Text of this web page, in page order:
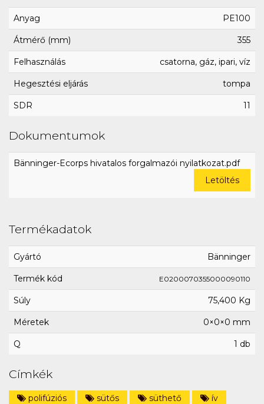
Anyag PE100
Átmérő (mm) 355
Felhasználás csatorna, gáz, ipari, víz
Hegesztési eljárás tompa
SDR 11
Dokumentumok
Bänninger-Ecorps hivatalos forgalmazói nyilatkozat.pdf
Letöltés
Termékadatok
Gyártó Bänninger
Termék kód E0200070355000090110
Súly 75,400 Kg
Méretek 0×0×0 mm
Q 1 db
Címkék
polifúziós sütős süthető
ív